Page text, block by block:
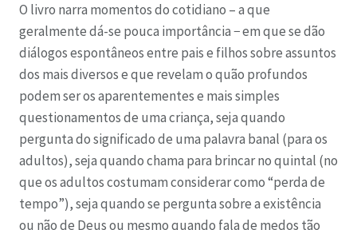
O livro narra momentos do cotidiano – a que
geralmente dá-se pouca importância − em que se dão
diálogos espontâneos entre pais e filhos sobre assuntos
dos mais diversos e que revelam o quão profundos
podem ser os aparentementes e mais simples
questionamentos de uma criança, seja quando
pergunta do significado de uma palavra banal (para os
adultos), seja quando chama para brincar no quintal (no
que os adultos costumam considerar como “perda de
tempo”), seja quando se pergunta sobre a existência
ou não de Deus ou mesmo quando fala de medos tão